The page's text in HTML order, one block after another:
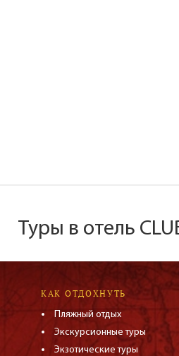
Туры в отель
КАК ОТДОХНУТЬ
Пляжный отдых
Экскурсионные туры
Экзотические туры